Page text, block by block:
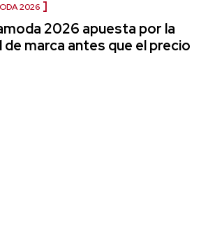
2026
2026 apuesta por la
marca antes que el precio